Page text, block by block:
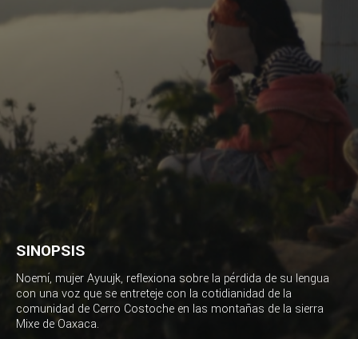
SINOPSIS
Noemí, mujer Ayuujk, reflexiona sobre la pérdida de su lengua
con una voz que se entreteje con la cotidianidad de la
comunidad de Cerro Costoche en las montañas de la sierra
Mixe de Oaxaca.